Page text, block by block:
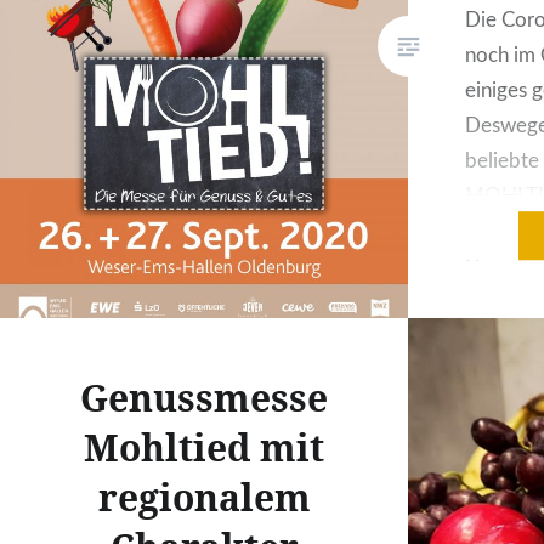
Die
noch im
einiges
beliebte
Hallen
Die
wird
werden
Genussmesse
Mohltied mit
regionalem